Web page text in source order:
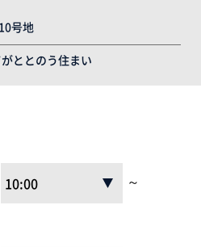
号地
ととのう住まい
～